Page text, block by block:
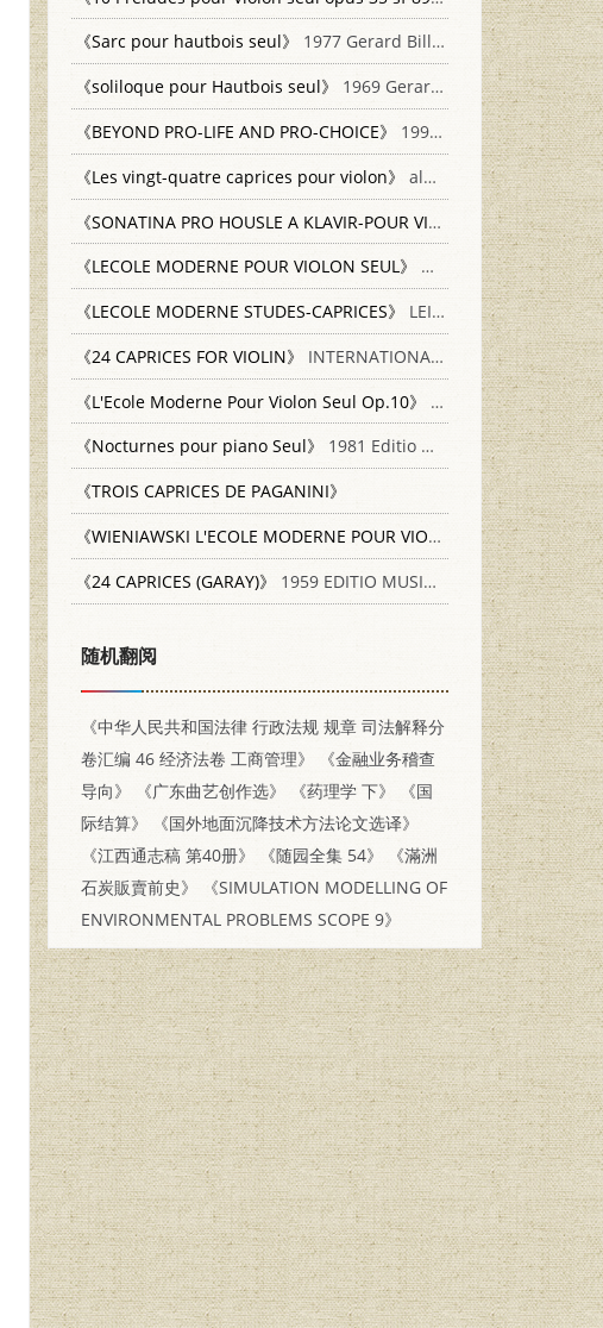
《Sarc pour hautbois seul》
1977 Gerard Billaudot
《soliloque pour Hautbois seul》
1969 Gerard Billaudot
《BEYOND PRO-LIFE AND PRO-CHOICE》
1996 BEACON PRESS
《Les vingt-quatre caprices pour violon》
alphonse leduc editions musicales
《SONATINA PRO HOUSLE A KLAVIR-POUR VIOLON ET PIANO》
《LECOLE MODERNE POUR VIOLON SEUL》
《LECOLE MODERNE STUDES-CAPRICES》
LEIPZIG C.F.PETERS
《24 CAPRICES FOR VIOLIN》
INTERNATIONAL MUSIC COMPANY
《L'Ecole Moderne Pour Violon Seul Op.10》
《Nocturnes pour piano Seul》
1981 Editio Musica
《TROIS CAPRICES DE PAGANINI》
《WIENIAWSKI L'ECOLE MODERNE POUR VIOLON SEUL OP.10》
《24 CAPRICES (GARAY)》
1959 EDITIO MUSICA BUDAPEST
随机翻阅
《中华人民共和国法律 行政法规 规章 司法解释分
卷汇编 46 经济法卷 工商管理》
《金融业务稽查
导向》
《广东曲艺创作选》 《药理学 下》
《国
际结算》
《国外地面沉降技术方法论文选译》
《江西通志稿 第40册》
《随园全集 54》
《滿洲
石炭販賣前史》
《SIMULATION MODELLING OF
ENVIRONMENTAL PROBLEMS SCOPE 9》